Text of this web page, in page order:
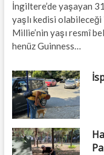
İngiltere’de yaşayan
yaşlı kedisi olabileceği
Millie’nin yaşı resmî
henüz Guinness…